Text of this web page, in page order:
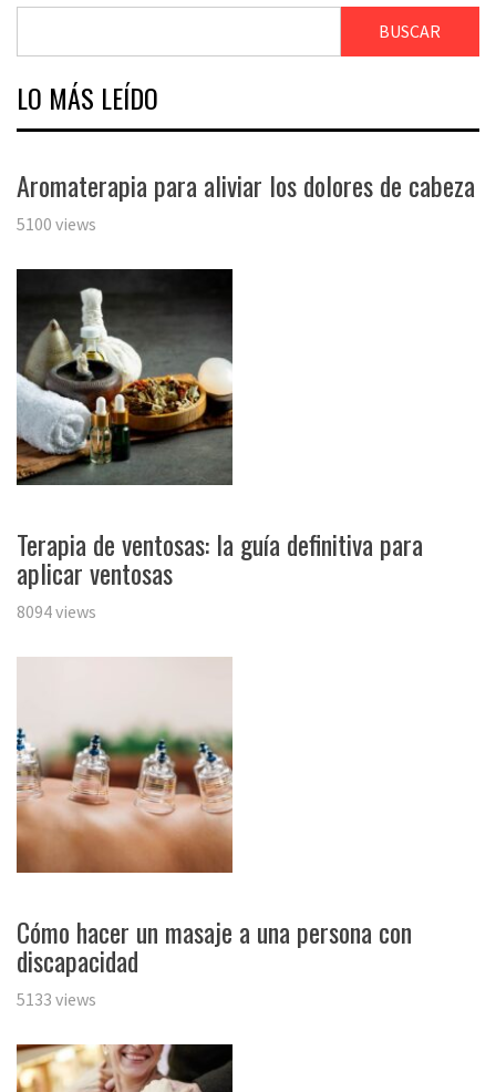
BUSCAR
LO MÁS LEÍDO
Aromaterapia para aliviar los dolores de cabeza
5100 views
Terapia de ventosas: la guía definitiva para
aplicar ventosas
8094 views
Cómo hacer un masaje a una persona con
discapacidad
5133 views